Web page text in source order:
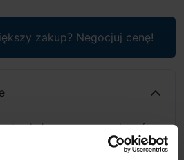
zakup? Negocjuj cenę!
pomocy, zadzwoń
od 8:00 do 18:00,
8:00 do 22:00.